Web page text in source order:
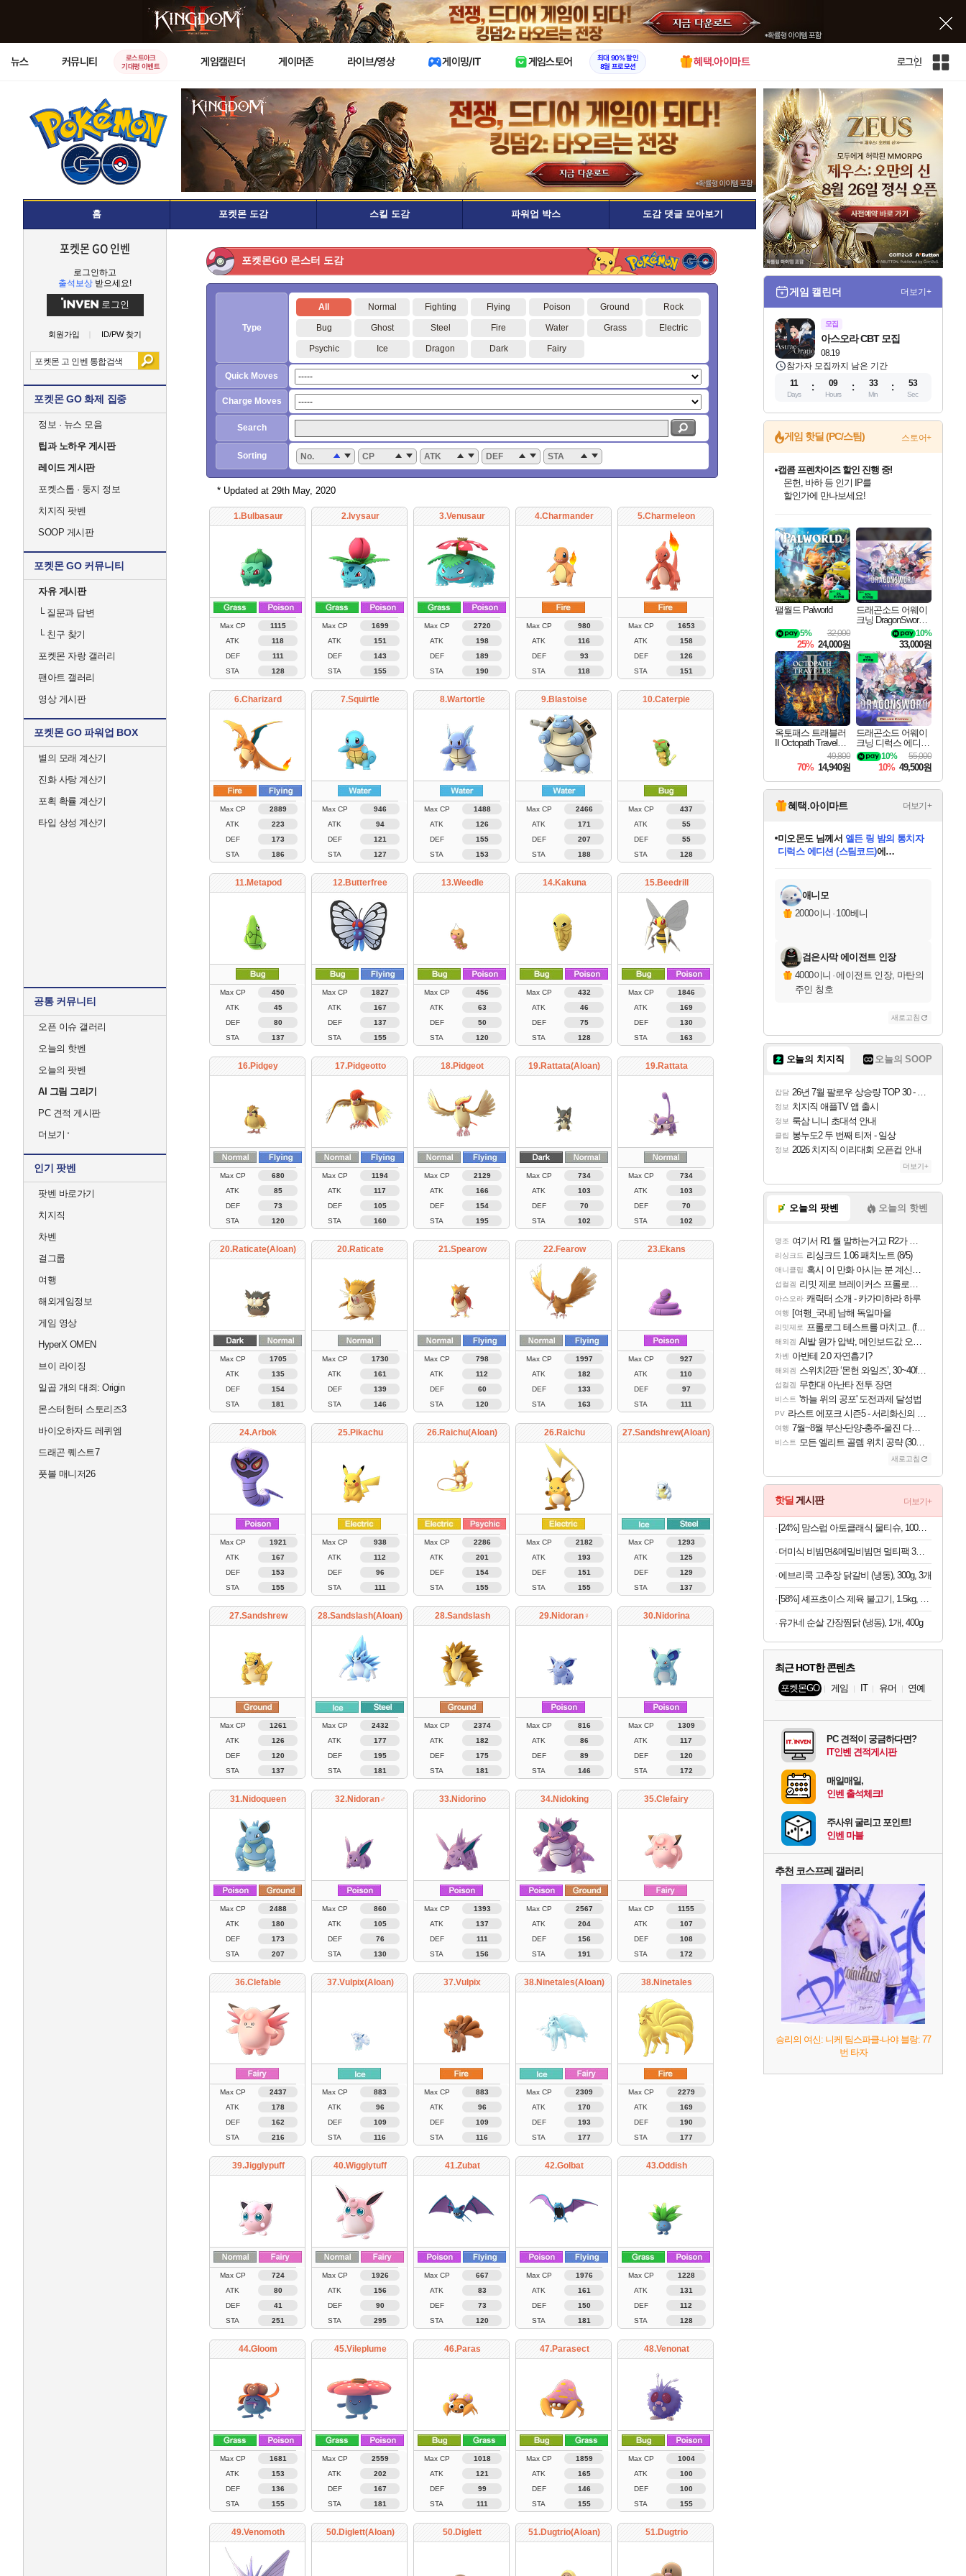
X
뉴스 커뮤니티
로스트아크
기대평 이벤트
게임캘린더 게이머존 라이브/영상 게이밍/IT 게임스토어
최대 90% 할인
8월 프로모션
혜택.아이마트 로그인
인
체
사
홈 포켓몬 도감 스킬 도감 파워업 박스 도감 댓글 모아보기
포켓몬 GO 인벤
로그인하고
출석보상 받으세요!
로그인
회원가입 ID/PW 찾기
포켓몬 GO 화제 집중
정보 · 뉴스 모음
팁과 노하우 게시판
레이드 게시판
포켓스톱 · 둥지 정보
치지직 팟벤
SOOP 게시판
포켓몬 GO 커뮤니티
자유 게시판
└질문과 답변
└친구 찾기
포켓몬 자랑 갤러리
팬아트 갤러리
영상 게시판
포켓몬 GO 파워업 BOX
별의 모래 계산기
진화 사탕 계산기
포획 확률 계산기
타입 상성 계산기
공통 커뮤니티
오픈 이슈 갤러리
오늘의 핫벤
오늘의 팟벤
AI 그림 그리기
PC 견적 게시판
더보기
인기 팟벤
팟벤 바로가기
치지직
차벤
걸그룹
여행
해외게임정보
게임 영상
HyperX OMEN
브이 라이징
일곱 개의 대죄: Origin
몬스터헌터 스토리즈3
바이오하자드 레퀴엠
드래곤 퀘스트7
풋볼 매니저26
포켓몬GO 몬스터 도감
Type
All Normal Fighting Flying Poison Ground Rock
Bug Ghost Steel Fire Water Grass Electric
Psychic Ice Dragon Dark Fairy
Quick Moves
Charge Moves
Search
Sorting No. CP ATK DEF STA
* Updated at 29th May, 2020
1.Bulbasaur
Max CP
1115
ATK
118
DEF
111
STA
128
2.Ivysaur
Max CP
1699
ATK
151
DEF
143
STA
155
3.Venusaur
Max CP
2720
ATK
198
DEF
189
STA
190
4.Charmander
Max CP
980
ATK
116
DEF
93
STA
118
5.Charmeleon
Max CP
1653
ATK
158
DEF
126
STA
151
6.Charizard
Max CP
2889
ATK
223
DEF
173
STA
186
7.Squirtle
Max CP
946
ATK
94
DEF
121
STA
127
8.Wartortle
Max CP
1488
ATK
126
DEF
155
STA
153
9.Blastoise
Max CP
2466
ATK
171
DEF
207
STA
188
10.Caterpie
Max CP
437
ATK
55
DEF
55
STA
128
11.Metapod
Max CP
450
ATK
45
DEF
80
STA
137
12.Butterfree
Max CP
1827
ATK
167
DEF
137
STA
155
13.Weedle
Max CP
456
ATK
63
DEF
50
STA
120
14.Kakuna
Max CP
432
ATK
46
DEF
75
STA
128
15.Beedrill
Max CP
1846
ATK
169
DEF
130
STA
163
16.Pidgey
Max CP
680
ATK
85
DEF
73
STA
120
17.Pidgeotto
Max CP
1194
ATK
117
DEF
105
STA
160
18.Pidgeot
Max CP
2129
ATK
166
DEF
154
STA
195
19.Rattata(Aloan)
Max CP
734
ATK
103
DEF
70
STA
102
19.Rattata
Max CP
734
ATK
103
DEF
70
STA
102
20.Raticate(Aloan)
Max CP
1705
ATK
135
DEF
154
STA
181
20.Raticate
Max CP
1730
ATK
161
DEF
139
STA
146
21.Spearow
Max CP
798
ATK
112
DEF
60
STA
120
22.Fearow
Max CP
1997
ATK
182
DEF
133
STA
163
23.Ekans
Max CP
927
ATK
110
DEF
97
STA
111
24.Arbok
Max CP
1921
ATK
167
DEF
153
STA
155
25.Pikachu
Max CP
938
ATK
112
DEF
96
STA
111
26.Raichu(Aloan)
Max CP
2286
ATK
201
DEF
154
STA
155
26.Raichu
Max CP
2182
ATK
193
DEF
151
STA
155
27.Sandshrew(Aloan)
Max CP
1293
ATK
125
DEF
129
STA
137
27.Sandshrew
Max CP
1261
ATK
126
DEF
120
STA
137
28.Sandslash(Aloan)
Max CP
2432
ATK
177
DEF
195
STA
181
28.Sandslash
Max CP
2374
ATK
182
DEF
175
STA
181
29.Nidoran♀
Max CP
816
ATK
86
DEF
89
STA
146
30.Nidorina
Max CP
1309
ATK
117
DEF
120
STA
172
31.Nidoqueen
Max CP
2488
ATK
180
DEF
173
STA
207
32.Nidoran♂
Max CP
860
ATK
105
DEF
76
STA
130
33.Nidorino
Max CP
1393
ATK
137
DEF
111
STA
156
34.Nidoking
Max CP
2567
ATK
204
DEF
156
STA
191
35.Clefairy
Max CP
1155
ATK
107
DEF
108
STA
172
36.Clefable
Max CP
2437
ATK
178
DEF
162
STA
216
37.Vulpix(Aloan)
Max CP
883
ATK
96
DEF
109
STA
116
37.Vulpix
Max CP
883
ATK
96
DEF
109
STA
116
38.Ninetales(Aloan)
Max CP
2309
ATK
170
DEF
193
STA
177
38.Ninetales
Max CP
2279
ATK
169
DEF
190
STA
177
39.Jigglypuff
Max CP
724
ATK
80
DEF
41
STA
251
40.Wigglytuff
Max CP
1926
ATK
156
DEF
90
STA
295
41.Zubat
Max CP
667
ATK
83
DEF
73
STA
120
42.Golbat
Max CP
1976
ATK
161
DEF
150
STA
181
43.Oddish
Max CP
1228
ATK
131
DEF
112
STA
128
44.Gloom
Max CP
1681
ATK
153
DEF
136
STA
155
45.Vileplume
Max CP
2559
ATK
202
DEF
167
STA
181
46.Paras
Max CP
1018
ATK
121
DEF
99
STA
111
47.Parasect
Max CP
1859
ATK
165
DEF
146
STA
155
48.Venonat
Max CP
1004
ATK
100
DEF
100
STA
155
49.Venomoth 50.Diglett(Aloan) 50.Diglett 51.Dugtrio(Aloan) 51.Dugtrio
게임 캘린더 더보기+
모집
08.19
아스오라 CBT 모집
참가자 모집까지 남은 기간
11
Days
09
Hours
33
Min
52
Sec
게임 핫딜 (PC/스팀) 스토어+
최대 90% 할인가를 만나보세요!
네이버혜택과 함께 만나보세요!
50%할인&추가 적립까지!
네이버 포인트 혜택까지!
이니&베니 혜택까지!
네이버 혜택가와 함께 예약하세요!
할인&네이버혜택으로 만나보세요!
네이버페이 혜택과 만나보세요!
40주년 프로모션으로 만나보세요!
캡콤 프렌차이즈 할인 진행 중!
몬헌, 바하 등 인기 IP를
할인가에 만나보세요!
일부 에디션 상시 할인!
혜택으로 예약 판매 중
편안하게 충전하세요
팰월드 Palworld
32,000
5%
25% 24,000원
드래곤소드 어웨이
크닝 DragonSword A
10%
33,000원
옥토패스 트래블러
II Octopath Traveler I
49,800
70% 14,940원
드래곤소드 어웨이
크닝 디럭스 에디션
DragonSword Awake
ning Deluxe Edition
55,000
10%
10% 49,500원
혜택.아이마트 더보기+
교환.
당첨되셨습니다.
당첨되셨습니다.
당첨되셨습니다.
미오몬도님께서 엘든 링 밤의 통치자
디럭스 에디션 (스팀코드)에
당첨되셨습니다.
당첨되셨습니다.
당첨되셨습니다.
에디션 (스팀코드)
당첨되셨습니다.
애니모
2000이니 · 100베니
검은사막 에이전트 인장
4000이니 ·에이전트 인장, 마탄의
주인 칭호
새로고침
오늘의 치지직 오늘의 SOOP
잡담 26년 7월 팔로우 상승량 TOP 30 - 월간 치지직
정보 치지직 애플TV 앱 출시
정보 룩삼 니니 초대석 안내
클립 봉누도2 두 번째 티저 - 일상
정보 2026 치지직 이리대회 오픈컵 안내
더보기+
오늘의 팟벤 오늘의 핫벤
명조 여기서 R1 뭘 말하는거고 R2가 뭘말하는걸까요?
리싱크드 리싱크드 1.06 패치노트 (8/5)
애니클립 혹시 이 만화 아시는 분 계신가요
섭컬겜 리밋 제로 브레이커스 프롤로그 테스트 후기 영상 업로드
아스오라 캐릭터 소개 - 카가미하라 하루
여행 [여행_국내] 남해 독일마을
리밋제로 프롤로그 테스트를 마치고.. (feat. 리아)
해외겜 AI발 원가 압박, 메인보드값 오르나
차벤 아반테 2.0 자연흡기?
해외겜 스위치2판 ‘몬헌 와일즈’, 30~40fps 목표 추정
섭컬겜 무한대 아난타 전투 장면
비스트 '하늘 위의 공포' 도전과제 달성법
PV 라스트 에포크 시즌5 - 서리화신의 분노 티저
여행 7월~8월 부산-단양-충주-울진 다녀왔어요~
비스트 모든 엘리트 골렘 위치 공략 (30개) - 방랑 결투가
새로고침
핫딜 게시판 더보기+
[24%] 맘스럽 아토클래식 물티슈, 100매입, 20팩
더미식 비빔면&메밀비빔면 멀티팩 3번들 모음
에브리쿡 고추장 닭갈비 (냉동), 300g, 3개
[58%] 셰프초이스 제육 불고기, 1.5kg, 1개
유가네 순살 간장찜닭 (냉동), 1개, 400g
최근 HOT한 콘텐츠
포켓몬GO 게임 IT 유머 연예
PC 견적이 궁금하다면?
IT인벤 견적게시판
매일매일,
인벤 출석체크!
주사위 굴리고 포인트!
인벤 마블
추천 코스프레 갤러리
승리의 여신: 니케 팀스파클-나야 블랑: 77
번 타자